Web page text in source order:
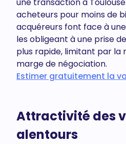
une transaction à
acheteurs pour moins de
acquéreurs font face à
les obligeant à une prise
plus rapide, limitant par la
marge de négociation.
Estimer gratuitement la
Attractivité des
alentours